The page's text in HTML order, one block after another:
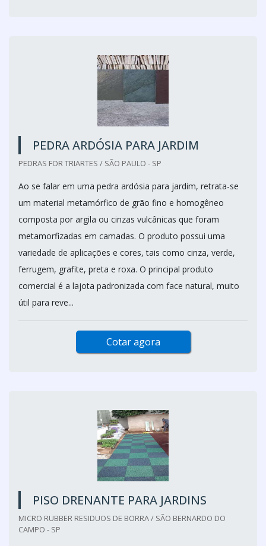
PEDRA ARDÓSIA PARA JARDIM
PEDRAS FOR TRIARTES / SÃO PAULO - SP
Ao se falar em uma pedra ardósia para jardim, retrata-se
um material metamórfico de grão fino e homogêneo
composta por argila ou cinzas vulcânicas que foram
metamorfizadas em camadas. O produto possui uma
variedade de aplicações e cores, tais como cinza, verde,
ferrugem, grafite, preta e roxa. O principal produto
comercial é a lajota padronizada com face natural, muito
útil para reve...
Cotar agora
PISO DRENANTE PARA JARDINS
MICRO RUBBER RESIDUOS DE BORRA / SÃO BERNARDO DO
CAMPO - SP